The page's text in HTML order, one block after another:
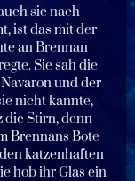
sie nach
ist das mit der
an Brennan
Sie sah die
und der
nicht kannte,
die Stirn, denn
Brennans Bote
katzenhaften
hob ihr Glas ein